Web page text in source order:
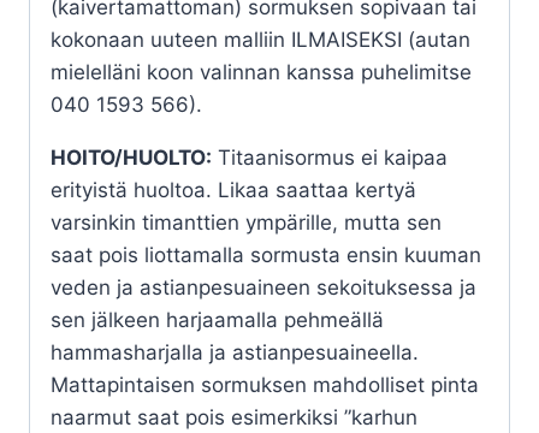
(kaivertamattoman) sormuksen sopivaan tai
kokonaan uuteen malliin ILMAISEKSI (autan
mielelläni koon valinnan kanssa puhelimitse
040 1593 566).
HOITO/HUOLTO: Titaanisormus ei kaipaa
erityistä huoltoa. Likaa saattaa kertyä
varsinkin timanttien ympärille, mutta sen
saat pois liottamalla sormusta ensin kuuman
veden ja astianpesuaineen sekoituksessa ja
sen jälkeen harjaamalla pehmeällä
hammasharjalla ja astianpesuaineella.
Mattapintaisen sormuksen mahdolliset pinta
naarmut saat pois esimerkiksi ”karhun